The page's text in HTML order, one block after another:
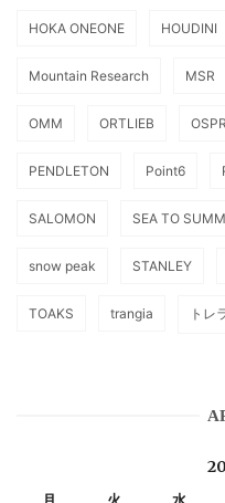
HOKA ONEONE HOUDINI
Mountain Research MSR
OMM ORTLIEB
PENDLETON Point6
SALOMON SEA TO
snow peak STANLEY
TOAKS trangia トレ